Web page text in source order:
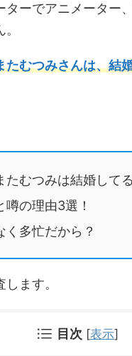
ターでアニメーター
たむつみさんは、結
たむつみは結婚して
噂の理由3選！
く多忙だから？
ます。
目次 [表示]